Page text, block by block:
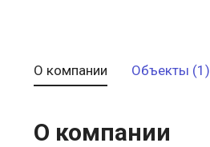
О компании Объекты (1)
О компании